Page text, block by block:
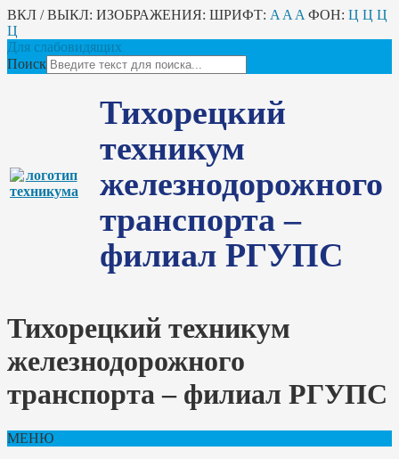
ВКЛ / ВЫКЛ: ИЗОБРАЖЕНИЯ: ШРИФТ: A A A ФОН: Ц Ц Ц
Ц
Для слабовидящих
Поиск
Тихорецкий
техникум
железнодорожного
транспорта –
филиал РГУПС
Тихорецкий техникум
железнодорожного
транспорта – филиал РГУПС
МЕНЮ